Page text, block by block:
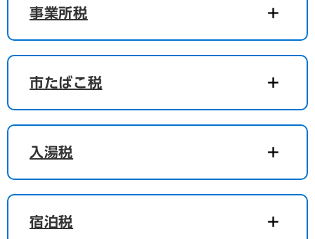
事業所税
市たばこ税
入湯税
宿泊税